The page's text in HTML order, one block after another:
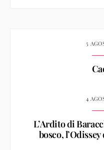
5
4
L’Ardito di
bosco,